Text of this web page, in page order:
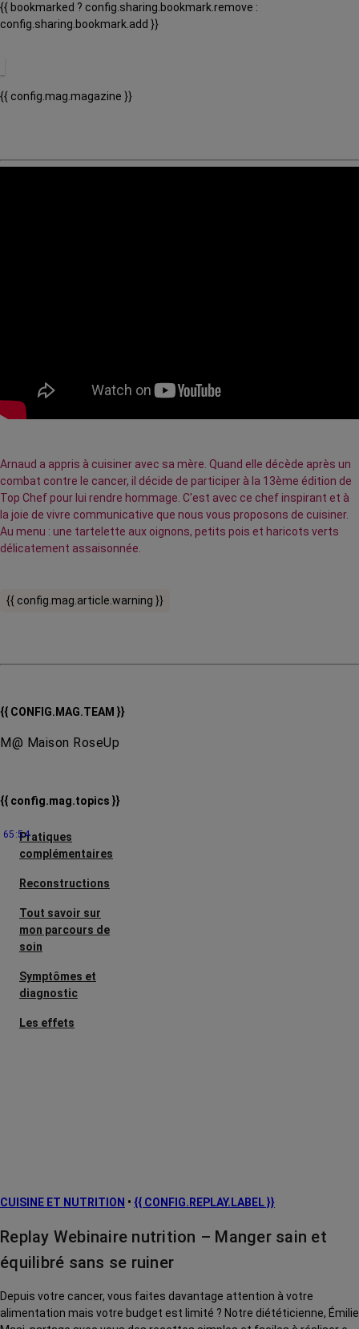
{{ bookmarked ? config.sharing.bookmark.remove :
config.sharing.bookmark.add }}
{{ config.mag.magazine }}
Arnaud a appris à cuisiner avec sa mère. Quand elle décède après un
combat contre le cancer, il décide de participer à la 13ème édition de
Top Chef pour lui rendre hommage. C'est avec ce chef inspirant et à
la joie de vivre communicative que nous vous proposons de cuisiner.
Au menu : une tartelette aux oignons, petits pois et haricots verts
délicatement assaisonnée.
{{ config.mag.article.warning }}
{{ CONFIG.MAG.TEAM }}
M@ Maison RoseUp
{{ config.mag.topics }}
Pratiques
complémentaires
Reconstructions
Tout savoir sur
mon parcours de
soin
Symptômes et
diagnostic
Les effets
Traitements
La vie autour
65:54
CUISINE ET NUTRITION • {{ CONFIG.REPLAY.LABEL }}
Replay Webinaire nutrition – Manger sain et
équilibré sans se ruiner
Depuis votre cancer, vous faites davantage attention à votre
alimentation mais votre budget est limité ? Notre diététicienne, Émilie